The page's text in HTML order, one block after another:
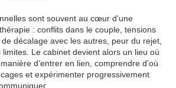
sont souvent au cœur d’une
: conflits dans le couple, tensions
décalage avec les autres, peur du rejet,
Le cabinet devient alors un lieu où
d’entrer en lien, comprendre d’où
et expérimenter progressivement